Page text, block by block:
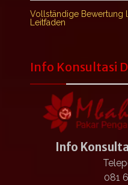
Vollständige
Leitfaden
Info Konsultasi
Info
081